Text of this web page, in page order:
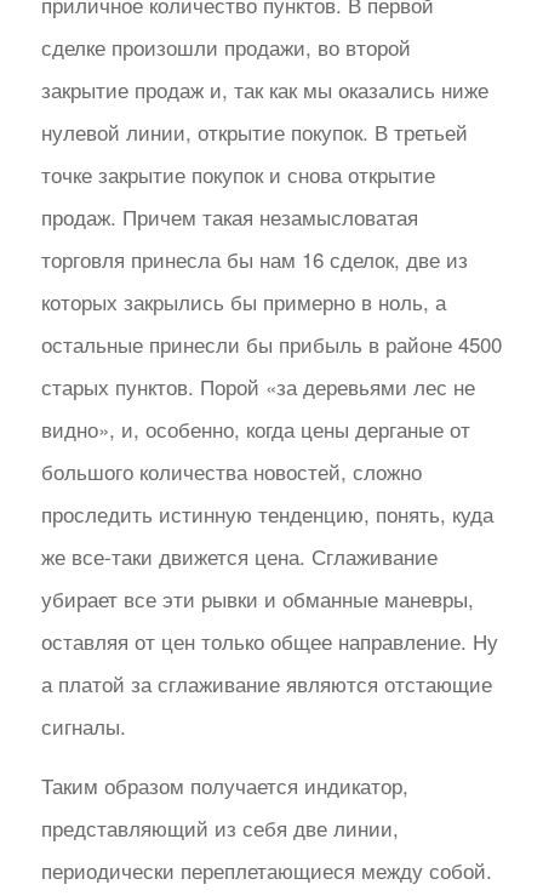
сделке произошли продажи, во второй
закрытие продаж и, так как мы оказались ниже
нулевой линии, открытие покупок. В третьей
точке закрытие покупок и снова открытие
продаж. Причем такая незамысловатая
торговля принесла бы нам 16 сделок, две из
которых закрылись бы примерно в ноль, а
остальные принесли бы прибыль в районе 4500
старых пунктов. Порой «за деревьями лес не
видно», и, особенно, когда цены дерганые от
большого количества новостей, сложно
проследить истинную тенденцию, понять, куда
же все-таки движется цена. Сглаживание
убирает все эти рывки и обманные маневры,
оставляя от цен только общее направление. Ну
а платой за сглаживание являются отстающие
сигналы.
Таким образом получается индикатор,
представляющий из себя две линии,
периодически переплетающиеся между собой.